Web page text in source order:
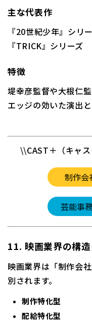
主な代表作
『20世紀少年』シリ
『TRICK』シリーズ
特徴
堤幸彦監督や大根仁
エッジの効いた演出と
\\CAST＋（キャ
11. 映画業界の構
映画業界は「制作会
別されます。
制作特化型
配給特化型